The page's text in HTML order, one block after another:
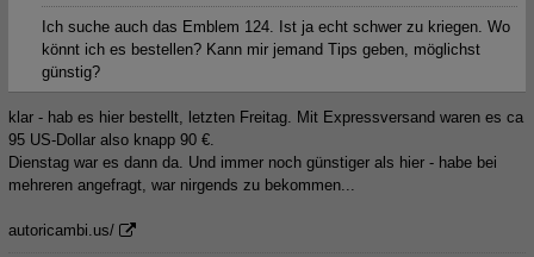
Ich suche auch das Emblem 124. Ist ja echt schwer zu kriegen. Wo
könnt ich es bestellen? Kann mir jemand Tips geben, möglichst
günstig?
klar - hab es hier bestellt, letzten Freitag. Mit Expressversand waren es ca
95 US-Dollar also knapp 90 €.
Dienstag war es dann da. Und immer noch günstiger als hier - habe bei
mehreren angefragt, war nirgends zu bekommen...
autoricambi.us/